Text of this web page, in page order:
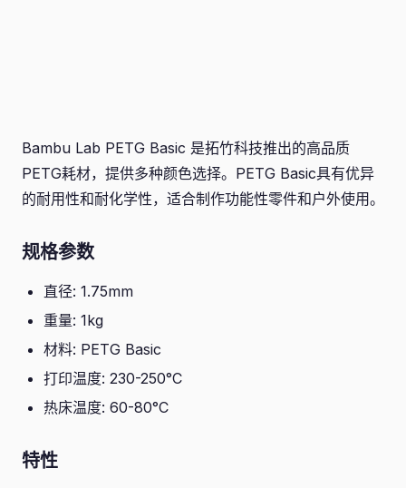
Bambu Lab PETG Basic 是拓竹科技推出的高品质
PETG耗材，提供多种颜色选择。PETG Basic具有优异
的耐用性和耐化学性，适合制作功能性零件和户外使用。
规格参数
直径: 1.75mm
重量: 1kg
材料: PETG Basic
打印温度: 230-250°C
热床温度: 60-80°C
特性